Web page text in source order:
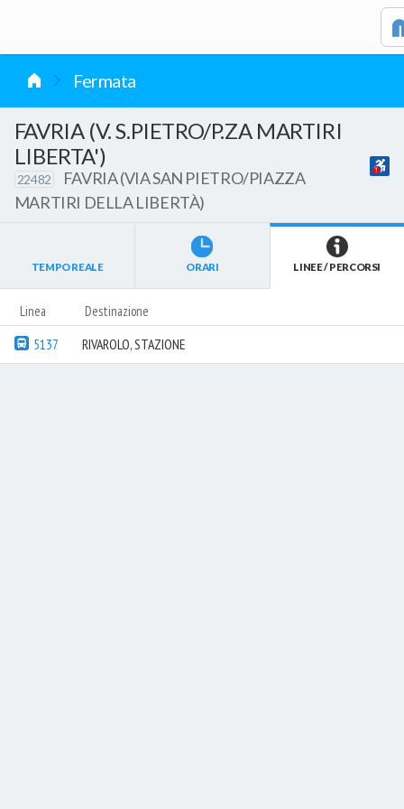
Fermata
FAVRIA (V. S.PIETRO/P.ZA MARTIRI
LIBERTA')
22482
FAVRIA (VIA SAN PIETRO/PIAZZA
MARTIRI DELLA LIBERTÀ)
TEMPO REALE ORARI LINEE / PERCORSI
Linea Destinazione
5137 RIVAROLO, STAZIONE